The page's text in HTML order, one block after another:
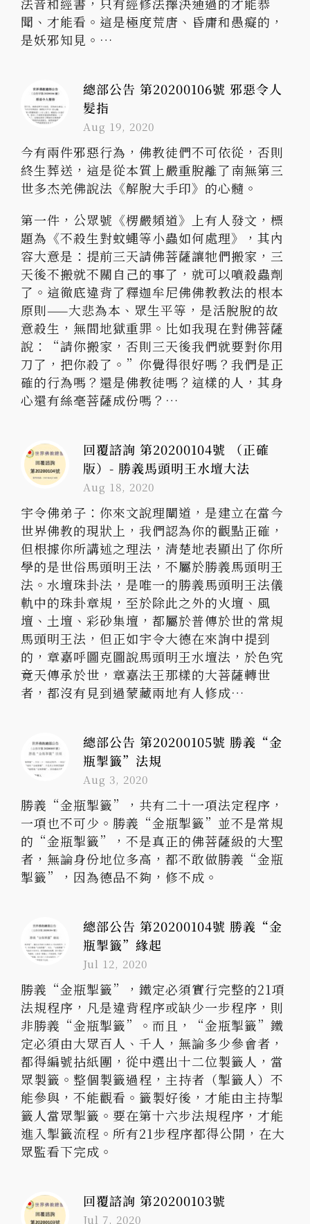
聞、才能看。這是極度荒唐、昏庸和愚癡的，
是妖邪知見。…
總部公告 第20200106號 邪惡令人
髮指
Aug 19, 2020
今有兩件邪惡行為，佛教徒們不可依從，否則
終生葬送，這是從本質上嚴重脫離了南無第三
世多杰羌佛說法《解脫大手印》的心髓。
第一件，公眾號《楞嚴頻道》上有人發文，標
題為《不殺生對蚊蠅等小蟲如何處理》，其內
容大意是：提前三天請佛菩薩讓牠們搬家，三
天後不搬就不關自己的事了，就可以噴殺蟲劑
了。這徹底違背了釋迦牟尼佛佛教教法的根本
原則——大悲為本、眾生平等，是活脫脫的故
意殺生，無間地獄重罪。比如我現在對佛菩薩
說：“請你搬家，否則三天後我們就要對你用
刀了，把你殺了。”你覺得很好嗎？我們是正
確的行為嗎？還是佛教徒嗎？這樣的人，其身
心還有絲毫菩薩成份嗎？…
回覆諮詢 第20200104號 （正確
版）- 勝義馬頭明王水壇大法
Aug 18, 2020
宇令佛弟子：你來文說理闡道，是建立在當今
世界佛教的現狀上，我們認為你的觀點正確，
但根據你所講述之理法，清楚地表顯出了你所
學的是世俗馬頭明王法，不屬於勝義馬頭明王
法。水壇珠卦法，是唯一的勝義馬頭明王法儀
軌中的珠卦章規，至於除此之外的火壇、風
壇、土壇、彩砂集壇，都屬於普傳於世的常規
馬頭明王法，但正如宇令大德在來詢中提到
的，章嘉呼圖克圖說馬頭明王水壇法，於色究
竟天傳承於世，章嘉法王那樣的大菩薩轉世
者，都沒有見到過蒙藏兩地有人修成…
總部公告 第20200105號 勝義“金
瓶掣籤”法規
Aug 3, 2020
勝義“金瓶掣籤”，共有二十一項法定程序，
一項也不可少。勝義“金瓶掣籤”並不是常規
的“金瓶掣籤”，不是真正的佛菩薩級的大聖
者，無論身份地位多高，都不敢做勝義“金瓶
掣籤”，因為德品不夠，修不成。
總部公告 第20200104號 勝義“金
瓶掣籤”緣起
Jul 12, 2020
勝義“金瓶掣籤”，鐵定必須實行完整的21項
法規程序，凡是違背程序或缺少一步程序，則
非勝義“金瓶掣籤”。而且，“金瓶掣籤”鐵
定必須由大眾百人、千人，無論多少參會者，
都得編號拈紙團，從中選出十二位製籤人，當
眾製籤。整個製籤過程，主持者（掣籤人）不
能參與，不能觀看。籤製好後，才能由主持掣
籤人當眾掣籤。要在第十六步法規程序，才能
進入掣籤流程。所有21步程序都得公開，在大
眾監看下完成。
回覆諮詢 第20200103號
Jul 7, 2020